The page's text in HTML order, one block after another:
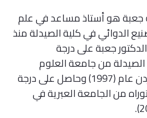
جعبة هو أستاذ مساعد في علم
الدوائي في كلية الصيدلة منذ
حصل الدكتور جعبة على درجة
من جامعة العلوم
التطبيقية في الأردن عام (1997) وحاصل على درجة
من الجامعة العبرية في